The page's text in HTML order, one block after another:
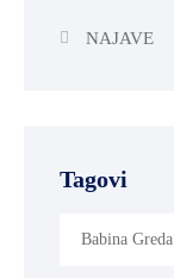
NAJAVE
Tagovi
Babina Greda